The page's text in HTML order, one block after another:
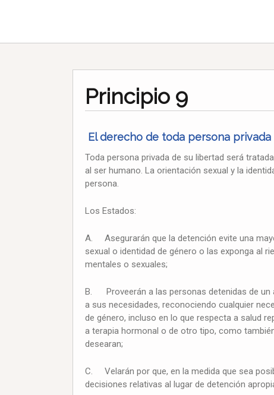
Principio 9
El derecho de toda persona
Toda persona privada de su libertad será
al ser humano. La orientación sexual y la
persona.
Los Estados:
A. Asegurarán que la detención evite una
sexual o identidad de género o las exponga al
mentales o sexuales;
B. Proveerán a las personas detenidas de un
a sus necesidades, reconociendo cualquier
de género, incluso en lo que respecta a salud
a terapia hormonal o de otro tipo, como
desearan;
C. Velarán por que, en la medida que sea
decisiones relativas al lugar de detención